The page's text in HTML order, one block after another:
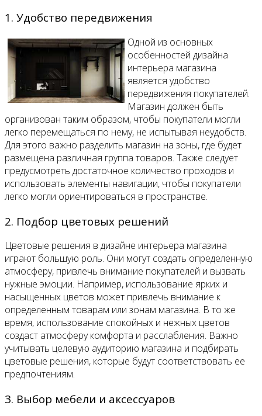
1. Удобство передвижения
Одной из основных
особенностей дизайна
интерьера магазина
является удобство
передвижения покупателей.
Магазин должен быть
организован таким образом, чтобы покупатели могли
легко перемещаться по нему, не испытывая неудобств.
Для этого важно разделить магазин на зоны, где будет
размещена различная группа товаров. Также следует
предусмотреть достаточное количество проходов и
использовать элементы навигации, чтобы покупатели
легко могли ориентироваться в пространстве.
2. Подбор цветовых решений
Цветовые решения в дизайне интерьера магазина
играют большую роль. Они могут создать определенную
атмосферу, привлечь внимание покупателей и вызвать
нужные эмоции. Например, использование ярких и
насыщенных цветов может привлечь внимание к
определенным товарам или зонам магазина. В то же
время, использование спокойных и нежных цветов
создаст атмосферу комфорта и расслабления. Важно
учитывать целевую аудиторию магазина и подбирать
цветовые решения, которые будут соответствовать ее
предпочтениям.
3. Выбор мебели и аксессуаров